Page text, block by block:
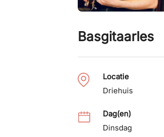
Basgitaarles
Locatie
Driehuis
Dag(en)
Dinsdag